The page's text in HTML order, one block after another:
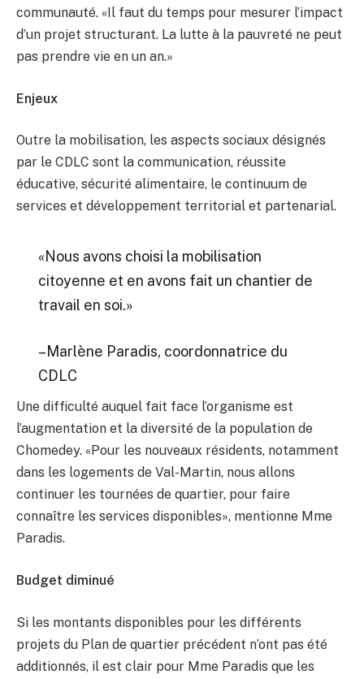
communauté. «Il faut du temps pour mesurer l’impact
d’un projet structurant. La lutte à la pauvreté ne peut
pas prendre vie en un an.»
Enjeux
Outre la mobilisation, les aspects sociaux désignés
par le CDLC sont la communication, réussite
éducative, sécurité alimentaire, le continuum de
services et développement territorial et partenarial.
«Nous avons choisi la mobilisation
citoyenne et en avons fait un chantier de
travail en soi.»
–Marlène Paradis, coordonnatrice du
CDLC
Une difficulté auquel fait face l’organisme est
l’augmentation et la diversité de la population de
Chomedey. «Pour les nouveaux résidents, notamment
dans les logements de Val-Martin, nous allons
continuer les tournées de quartier, pour faire
connaître les services disponibles», mentionne Mme
Paradis.
Budget diminué
Si les montants disponibles pour les différents
projets du Plan de quartier précédent n’ont pas été
additionnés, il est clair pour Mme Paradis que les